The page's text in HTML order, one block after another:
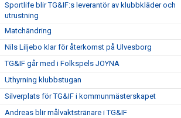
Sportlife blir TG&IF:s leverantör av klubbkläder och
utrustning
Matchändring
Nils Liljebo klar för återkomst på Ulvesborg
TG&IF går med i Folkspels JOYNA
Uthyrning klubbstugan
Silverplats för TG&IF i kommunmästerskapet
Andreas blir målvaktstränare i TG&IF